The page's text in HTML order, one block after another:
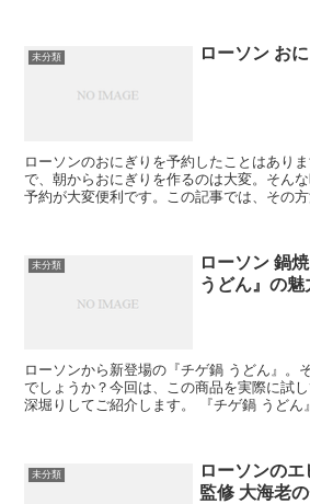
未分類 ローソン お
ローソンのおにぎりを予約したことはあり
で、朝からおにぎりを作るのは大変。そん
予約が大変便利です。この記事では、その方
未分類
ローソン 鍋
うどん』の魅
ローソンから新登場の『チゲ鍋 うどん』。
でしょうか？今回は、この商品を実際に試
深堀りしてご紹介します。 『チゲ鍋 うどん
未分類
ローソンの
監修 大海老